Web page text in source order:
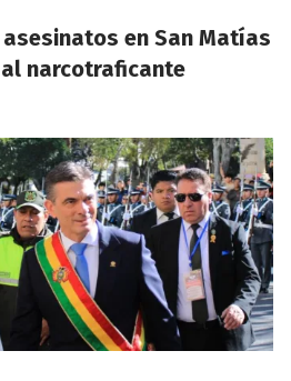
en San Matías
narcotraficante